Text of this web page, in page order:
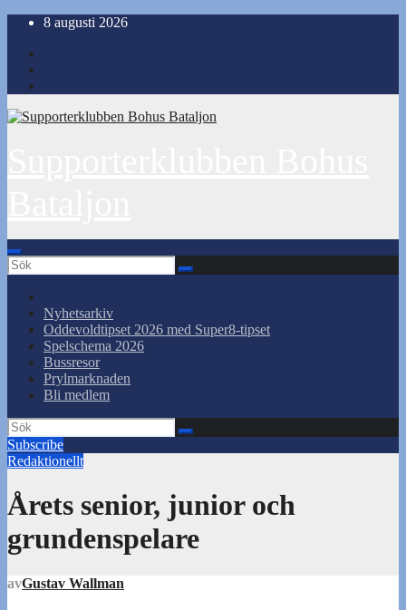
Hoppa
innehåll
8 augusti 2026
Nyhetsarkiv
Oddevoldtipset 2026 med Super8-tipset
Spelschema 2026
Bussresor
Prylmarknaden
Bli medlem
Subscribe
Redaktionellt
Årets senior, junior och
grundenspelare
avGustav Wallman